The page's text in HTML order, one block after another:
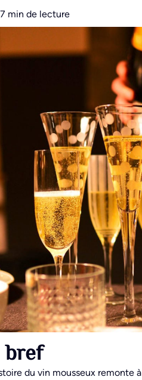
min de lecture
bref
du vin mousseux remonte